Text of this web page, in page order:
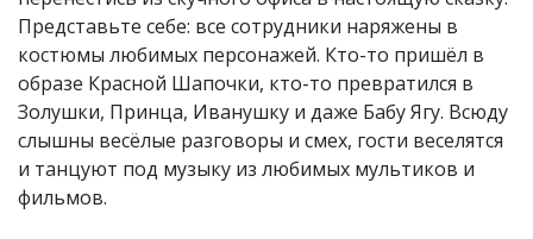
Представьте себе: все сотрудники наряжены в
костюмы любимых персонажей. Кто-то пришёл в
образе Красной Шапочки, кто-то превратился в
Золушки, Принца, Иванушку и даже Бабу Ягу. Всюду
слышны весёлые разговоры и смех, гости веселятся
и танцуют под музыку из любимых мультиков и
фильмов.